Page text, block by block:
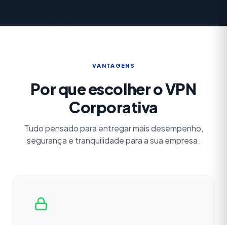
VANTAGENS
Por que escolher o VPN
Corporativa
Tudo pensado para entregar mais desempenho,
segurança e tranquilidade para a sua empresa.